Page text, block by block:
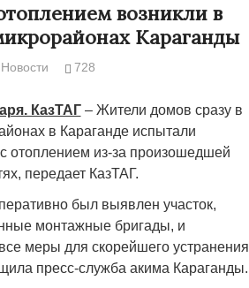
возникли в
Караганды
Новости 728
КазТАГ– Жители домов сразу в
в Караганде испытали
отоплением из-за произошедшей
передает КазТАГ.
был выявлен участок,
монтажные бригады, и
меры для скорейшего устранения
пресс-служба акима Караганды.